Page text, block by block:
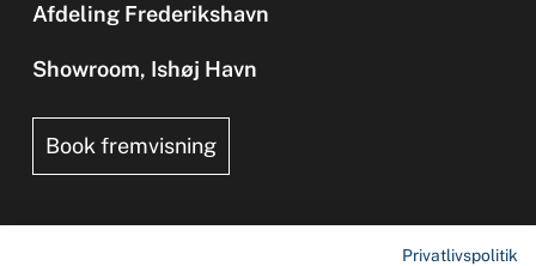
Afdeling Frederikshavn
Showroom, Ishøj Havn
Book fremvisning
Privatlivspolitik